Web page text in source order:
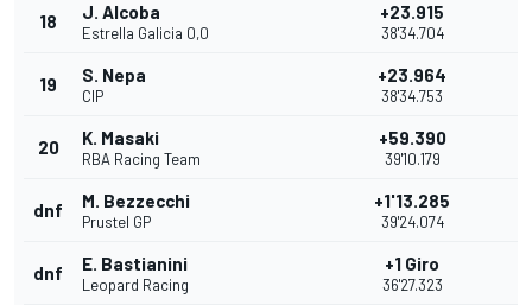
18 J. Alcoba
Estrella Galicia 0,0
+23.915
38'34.704
19 S. Nepa
CIP
+23.964
38'34.753
20 K. Masaki
RBA Racing Team
+59.390
39'10.179
dnf M. Bezzecchi
Prustel GP
+1'13.285
39'24.074
dnf E. Bastianini
Leopard Racing
+1 Giro
36'27.323